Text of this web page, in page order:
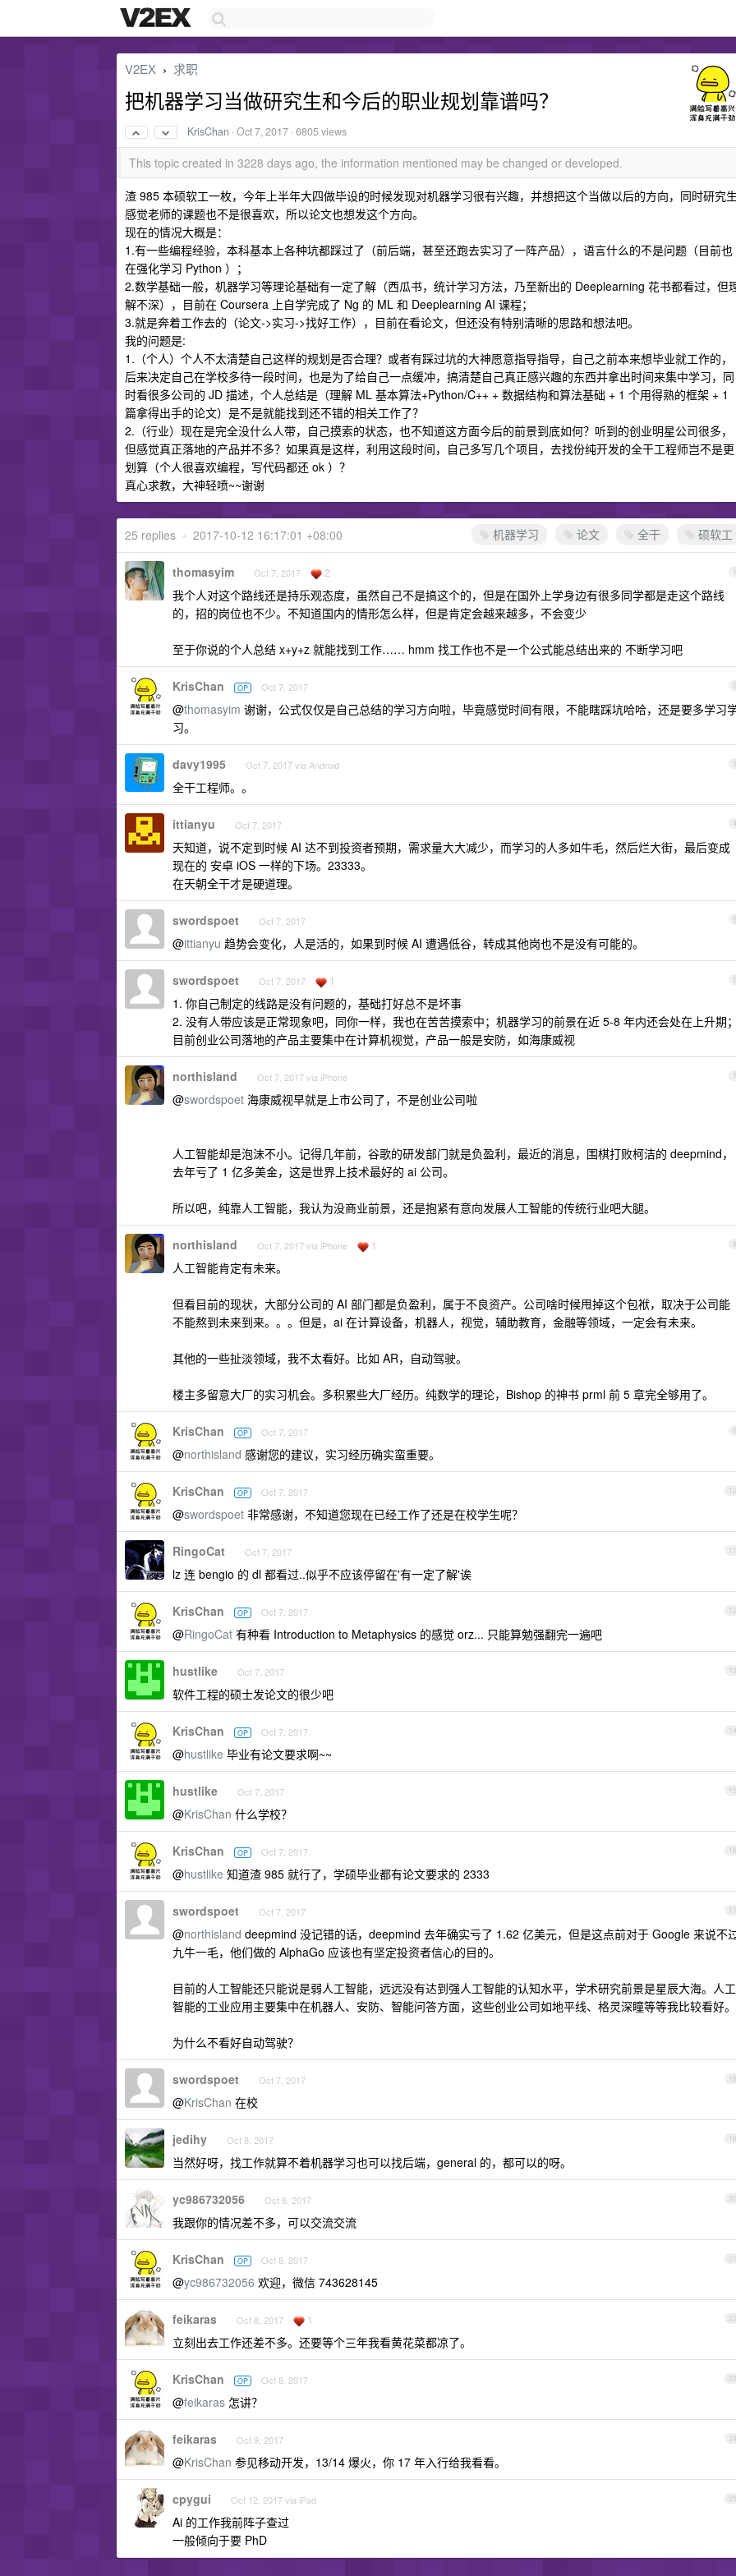
V2EX › 求职
把机器学习当做研究生和今后的职业规划靠谱吗？
KrisChan ·Oct 7, 2017 · 6805 views
This topic created in 3228 days ago, the information mentioned may be changed or developed.
渣 985 本硕软工一枚，今年上半年大四做毕设的时候发现对机器学习很有兴趣，并想把这个当做以后的方向，同时研究
感觉老师的课题也不是很喜欢，所以论文也想发这个方向。
现在的情况大概是：
1.有一些编程经验，本科基本上各种坑都踩过了（前后端，甚至还跑去实习了一阵产品），语言什么的不是问题（目前也
在强化学习 Python ）；
2.数学基础一般，机器学习等理论基础有一定了解（西瓜书，统计学习方法，乃至新出的 Deeplearning 花书都看过，但
解不深），目前在 Coursera 上自学完成了 Ng 的 ML 和 Deeplearning AI 课程；
3.就是奔着工作去的（论文->实习->找好工作），目前在看论文，但还没有特别清晰的思路和想法吧。
我的问题是:
1.（个人）个人不太清楚自己这样的规划是否合理？或者有踩过坑的大神愿意指导指导，自己之前本来想毕业就工作的，
后来决定自己在学校多待一段时间，也是为了给自己一点缓冲，搞清楚自己真正感兴趣的东西并拿出时间来集中学习，同
时看很多公司的 JD 描述，个人总结是（理解 ML 基本算法+Python/C++ + 数据结构和算法基础 + 1 个用得熟的框架 + 1
篇拿得出手的论文）是不是就能找到还不错的相关工作了？
2.（行业）现在是完全没什么人带，自己摸索的状态，也不知道这方面今后的前景到底如何？听到的创业明星公司很多，
但感觉真正落地的产品并不多？如果真是这样，利用这段时间，自己多写几个项目，去找份纯开发的全干工程师岂不是更
划算（个人很喜欢编程，写代码都还 ok ）？
真心求教，大神轻喷~~谢谢
机器学习 论文 全干 硕软工
25 replies • 2017-10-12 16:17:01 +08:00
1
thomasyim Oct 7, 2017 2
我个人对这个路线还是持乐观态度，虽然自己不是搞这个的，但是在国外上学身边有很多同学都是走这个路线
的，招的岗位也不少。不知道国内的情形怎么样，但是肯定会越来越多，不会变少
至于你说的个人总结 x+y+z 就能找到工作…… hmm 找工作也不是一个公式能总结出来的 不断学习吧
2
KrisChan OP Oct 7, 2017
@thomasyim 谢谢，公式仅仅是自己总结的学习方向啦，毕竟感觉时间有限，不能瞎踩坑哈哈，还是要多学习
习。
3
davy1995 Oct 7, 2017 via Android
全干工程师。。
4
ittianyu Oct 7, 2017
天知道，说不定到时候 AI 达不到投资者预期，需求量大大减少，而学习的人多如牛毛，然后烂大街，最后变成
现在的 安卓 iOS 一样的下场。23333。
在天朝全干才是硬道理。
5
swordspoet Oct 7, 2017
@ittianyu 趋势会变化，人是活的，如果到时候 AI 遭遇低谷，转成其他岗也不是没有可能的。
6
swordspoet Oct 7, 2017 1
1. 你自己制定的线路是没有问题的，基础打好总不是坏事
2. 没有人带应该是正常现象吧，同你一样，我也在苦苦摸索中；机器学习的前景在近 5-8 年内还会处在上升期
目前创业公司落地的产品主要集中在计算机视觉，产品一般是安防，如海康威视
7
northisland Oct 7, 2017 via iPhone
@swordspoet 海康威视早就是上市公司了，不是创业公司啦
人工智能却是泡沫不小。记得几年前，谷歌的研发部门就是负盈利，最近的消息，围棋打败柯洁的 deepmind，
去年亏了 1 亿多美金，这是世界上技术最好的 ai 公司。
所以吧，纯靠人工智能，我认为没商业前景，还是抱紧有意向发展人工智能的传统行业吧大腿。
8
northisland Oct 7, 2017 via iPhone 1
人工智能肯定有未来。
但看目前的现状，大部分公司的 AI 部门都是负盈利，属于不良资产。公司啥时候甩掉这个包袱，取决于公司能
不能熬到未来到来。。。但是，ai 在计算设备，机器人，视觉，辅助教育，金融等领域，一定会有未来。
其他的一些扯淡领域，我不太看好。比如 AR，自动驾驶。
楼主多留意大厂的实习机会。多积累些大厂经历。纯数学的理论，Bishop 的神书 prml 前 5 章完全够用了。
9
KrisChan OP Oct 7, 2017
@northisland 感谢您的建议，实习经历确实蛮重要。
10
KrisChan OP Oct 7, 2017
@swordspoet 非常感谢，不知道您现在已经工作了还是在校学生呢？
11
RingoCat Oct 7, 2017
lz 连 bengio 的 dl 都看过..似乎不应该停留在'有一定了解'诶
12
KrisChan OP Oct 7, 2017
@RingoCat 有种看 Introduction to Metaphysics 的感觉 orz... 只能算勉强翻完一遍吧
13
hustlike Oct 7, 2017
软件工程的硕士发论文的很少吧
14
KrisChan OP Oct 7, 2017
@hustlike 毕业有论文要求啊~~
15
hustlike Oct 7, 2017
@KrisChan 什么学校？
16
KrisChan OP Oct 7, 2017
@hustlike 知道渣 985 就行了，学硕毕业都有论文要求的 2333
17
swordspoet Oct 7, 2017
@northisland deepmind 没记错的话，deepmind 去年确实亏了 1.62 亿美元，但是这点前对于 Google 来说不
九牛一毛，他们做的 AlphaGo 应该也有坚定投资者信心的目的。
目前的人工智能还只能说是弱人工智能，远远没有达到强人工智能的认知水平，学术研究前景是星辰大海。人工
智能的工业应用主要集中在机器人、安防、智能问答方面，这些创业公司如地平线、格灵深瞳等等我比较看好。
为什么不看好自动驾驶？
18
swordspoet Oct 7, 2017
@KrisChan 在校
19
jedihy Oct 8, 2017
当然好呀，找工作就算不着机器学习也可以找后端，general 的，都可以的呀。
20
yc986732056 Oct 8, 2017
我跟你的情况差不多，可以交流交流
21
KrisChan OP Oct 8, 2017
@yc986732056 欢迎，微信 743628145
22
feikaras Oct 8, 2017 1
立刻出去工作还差不多。还要等个三年我看黄花菜都凉了。
23
KrisChan OP Oct 8, 2017
@feikaras 怎讲？
24
feikaras Oct 9, 2017
@KrisChan 参见移动开发，13/14 爆火，你 17 年入行给我看看。
25
cpygui Oct 12, 2017 via iPad
Ai 的工作我前阵子查过
一般倾向于要 PhD